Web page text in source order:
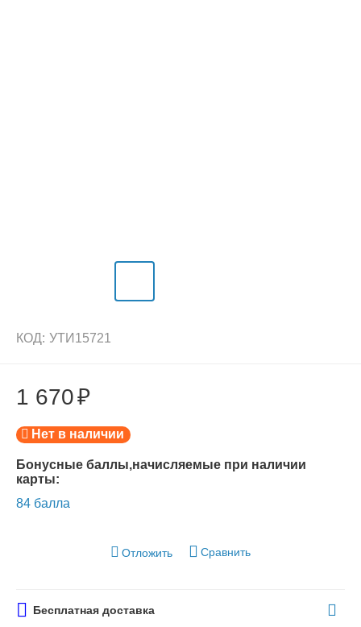
КОД: УТИ15721
1 670₽
Нет в наличии
Бонусные баллы,начисляемые при наличии
карты:
84 балла
Отложить Сравнить
Бесплатная доставка